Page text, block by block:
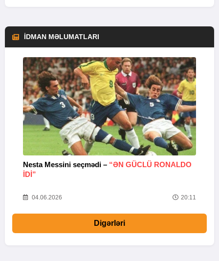
İDMAN MƏLUMATLARI
Nesta Messini seçmədi – “ƏN GÜCLÜ RONALDO
IDI”
04.06.2026 20:11
Digərləri